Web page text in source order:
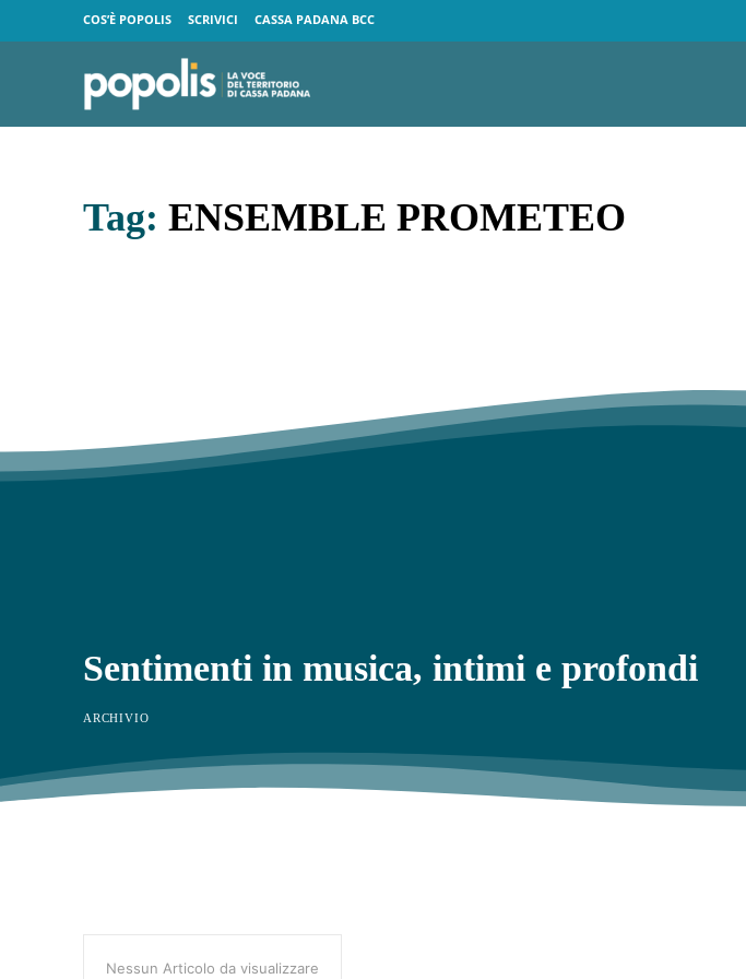
COS’È POPOLIS SCRIVICI CASSA PADANA BCC
Tag: ENSEMBLE PROMETEO
Sentimenti in musica, intimi e profondi
ARCHIVIO
Nessun Articolo da visualizzare